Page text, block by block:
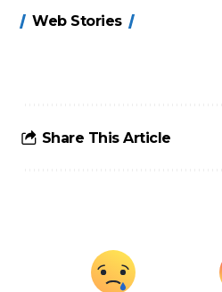
Web Stories
होंगे FASTag के
आसान ट्रिक्स
Share This Article